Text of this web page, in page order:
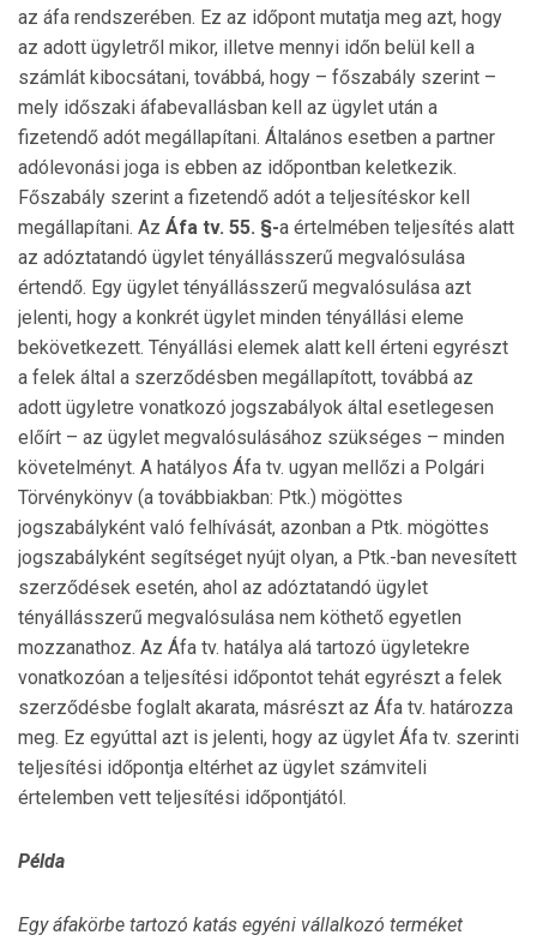
az áfa rendszerében. Ez az időpont mutatja meg azt, hogy
az adott ügyletről mikor, illetve mennyi időn belül kell a
számlát kibocsátani, továbbá, hogy – főszabály szerint –
mely időszaki áfabevallásban kell az ügylet után a
fizetendő adót megállapítani. Általános esetben a partner
adólevonási joga is ebben az időpontban keletkezik.
Főszabály szerint a fizetendő adót a teljesítéskor kell
megállapítani. Az Áfa tv. 55. §-a értelmében teljesítés alatt
az adóztatandó ügylet tényállásszerű megvalósulása
értendő. Egy ügylet tényállásszerű megvalósulása azt
jelenti, hogy a konkrét ügylet minden tényállási eleme
bekövetkezett. Tényállási elemek alatt kell érteni egyrészt
a felek által a szerződésben megállapított, továbbá az
adott ügyletre vonatkozó jogszabályok által esetlegesen
előírt – az ügylet megvalósulásához szükséges – minden
követelményt. A hatályos Áfa tv. ugyan mellőzi a Polgári
Törvénykönyv (a továbbiakban: Ptk.) mögöttes
jogszabályként való felhívását, azonban a Ptk. mögöttes
jogszabályként segítséget nyújt olyan, a Ptk.-ban nevesített
szerződések esetén, ahol az adóztatandó ügylet
tényállásszerű megvalósulása nem köthető egyetlen
mozzanathoz. Az Áfa tv. hatálya alá tartozó ügyletekre
vonatkozóan a teljesítési időpontot tehát egyrészt a felek
szerződésbe foglalt akarata, másrészt az Áfa tv. határozza
meg. Ez egyúttal azt is jelenti, hogy az ügylet Áfa tv. szerinti
teljesítési időpontja eltérhet az ügylet számviteli
értelemben vett teljesítési időpontjától.
Példa
Egy áfakörbe tartozó katás egyéni vállalkozó terméket